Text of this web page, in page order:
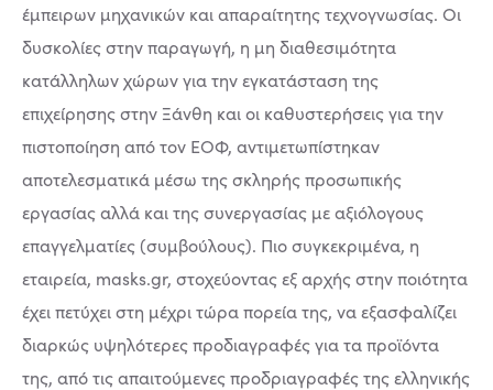
έμπειρων μηχανικών και απαραίτητης τεχνογνωσίας. Οι
δυσκολίες στην παραγωγή, η μη διαθεσιμότητα
κατάλληλων χώρων για την εγκατάσταση της
επιχείρησης στην Ξάνθη και οι καθυστερήσεις για την
πιστοποίηση από τον ΕΟΦ, αντιμετωπίστηκαν
αποτελεσματικά μέσω της σκληρής προσωπικής
εργασίας αλλά και της συνεργασίας με αξιόλογους
επαγγελματίες (συμβούλους). Πιο συγκεκριμένα, η
εταιρεία, masks.gr, στοχεύοντας εξ αρχής στην ποιότητα
έχει πετύχει στη μέχρι τώρα πορεία της, να εξασφαλίζει
διαρκώς υψηλότερες προδιαγραφές για τα προϊόντα
της, από τις απαιτούμενες προδριαγραφές της ελληνικής